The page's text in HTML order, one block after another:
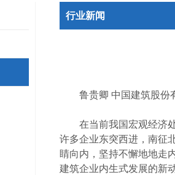
行业新闻
鲁贵卿 中国建筑股份
在当前我国宏观经济处
许多企业东突西进，南征
睛向内，坚持不懈地地走
建筑企业内生式发展的新